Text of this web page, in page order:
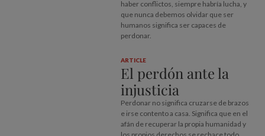
haber conflictos, siempre habría lucha, y
que nunca debemos olvidar que ser
humanos significa ser capaces de
perdonar.
ARTICLE
El perdón ante la
injusticia
Perdonar no significa cruzarse de brazos
e irse contento a casa. Significa que en el
afán de recuperar la propia humanidad y